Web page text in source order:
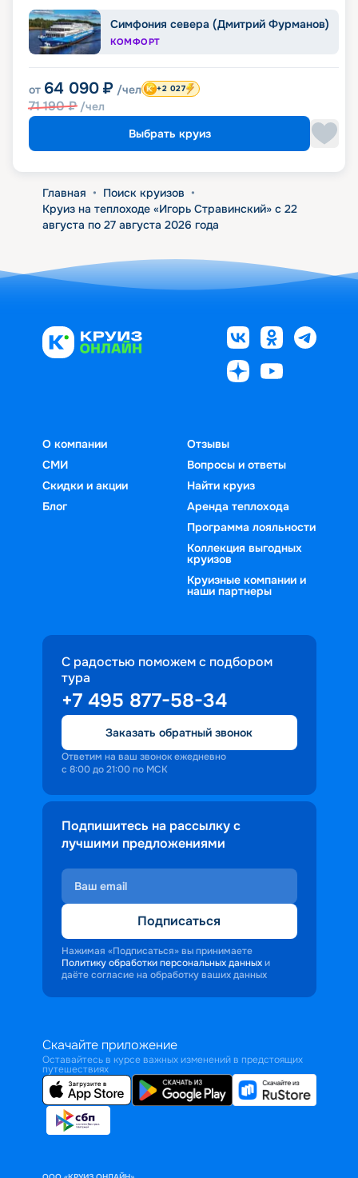
Симфония севера (Дмитрий Фурманов)
КОМФОРТ
от 64 090 ₽ /чел
71 190₽ /чел
+2 027
Выбрать круиз
Главная • Поиск круизов •
Круиз на теплоходе «Игорь Стравинский» с 22
августа по 27 августа 2026 года
О компании
СМИ
Скидки и акции
Блог
Отзывы
Вопросы и ответы
Найти круиз
Аренда теплохода
Программа лояльности
Коллекция выгодных
круизов
Круизные компании и
наши партнеры
С радостью поможем с подбором
тура
+7 495 877-58-34
Заказать обратный звонок
Ответим на ваш звонок ежедневно
с 8:00 до 21:00 по МСК
Подпишитесь на рассылку с
лучшими предложениями
Подписаться
Нажимая «Подписаться» вы принимаете
Политику обработки персональных данных и
даёте согласие на обработку ваших данных
Скачайте приложение
Оставайтесь в курсе важных изменений в предстоящих
путешествиях